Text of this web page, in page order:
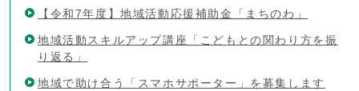
【令和7年度】地域活動応援補助金「まちのわ」
地域活動スキルアップ講座「こどもとの関わり方を振
り返る」
地域で助け合う「スマホサポーター」を募集します